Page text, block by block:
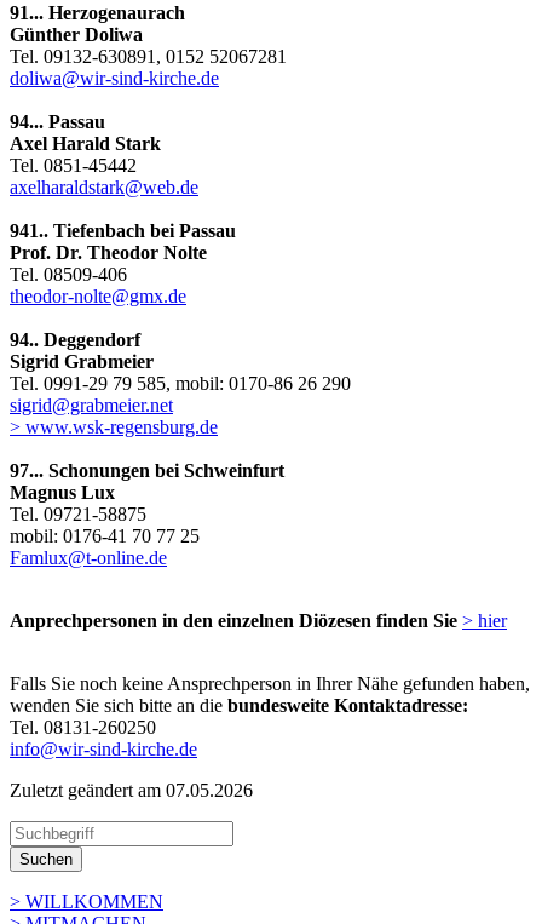
91... Herzogenaurach
Günther Doliwa
Tel. 09132-630891, 0152 52067281
doliwa@wir-sind-kirche.de
94... Passau
Axel Harald Stark
Tel. 0851-45442
axelharaldstark@web.de
941.. Tiefenbach bei Passau
Prof. Dr. Theodor Nolte
Tel. 08509-406
theodor-nolte@gmx.de
94.. Deggendorf
Sigrid Grabmeier
Tel. 0991-29 79 585, mobil: 0170-86 26 290
sigrid@grabmeier.net
> www.wsk-regensburg.de
97... Schonungen bei Schweinfurt
Magnus Lux
Tel. 09721-58875
mobil: 0176-41 70 77 25
Famlux@t-online.de
Anprechpersonen in den einzelnen Diözesen finden Sie > hier
Falls Sie noch keine Ansprechperson in Ihrer Nähe gefunden haben,
wenden Sie sich bitte an die bundesweite Kontaktadresse:
Tel. 08131-260250
info@wir-sind-kirche.de
Zuletzt geändert am 07­.05.2026
Suchen
> WILLKOMMEN